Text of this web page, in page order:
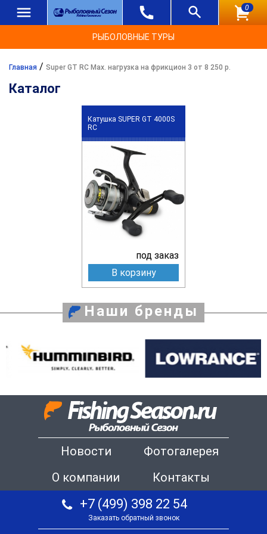
0
РЫБОЛОВНЫЕ ТУРЫ
Главная / Super GT RC Max. нагрузка на фрикцион 3 от 8 250 р.
Каталог
Катушка SUPER GT 4000S
RC
под заказ
В корзину
Наши бренды
Новости
Фотогалерея
О компании
Контакты
+7 (499) 398 22 54
Заказать обратный звонок